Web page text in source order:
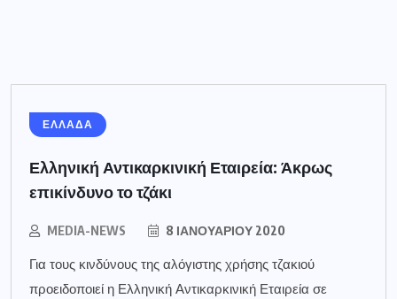
ΕΛΛΑΔΑ
Ελληνική Αντικαρκινική Εταιρεία: Άκρως
επικίνδυνο το τζάκι
MEDIA-NEWS 8 ΙΑΝΟΥΑΡΊΟΥ 2020
Για τους κινδύνους της αλόγιστης χρήσης τζακιού
προειδοποιεί η Ελληνική Αντικαρκινική Εταιρεία σε